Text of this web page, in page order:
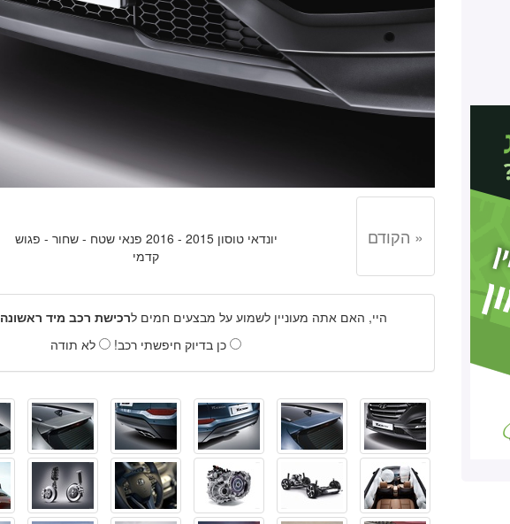
« הקודם
יונדאי טוסון 2015 - 2016 פנאי שטח - שחור - פגוש
קדמי
היי, האם אתה מעוניין לשמוע על מבצעים חמים לרכישת רכב מיד ראשונה
כן בדיוק חיפשתי רכב!
לא תודה